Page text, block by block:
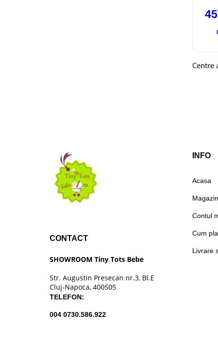
Centre
CONTACT
SHOWROOM Tiny Tots Bebe
Str. Augustin Presecan nr.3, Bl.E
Cluj-Napoca, 400505
TELEFON:
004 0730.586.922
INFO
Acasa
Magazin
Contul
Cum
Livrare